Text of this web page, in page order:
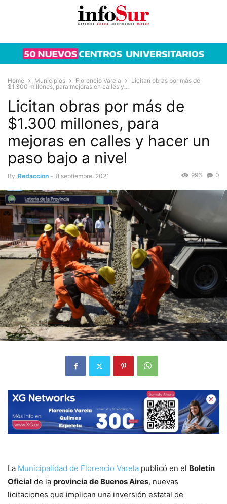
Home Municipios Florencio Varela
Licitan obras por más de
$1.300 millones, para mejoras en calles y...
Licitan obras por más de
$1.300 millones, para
mejoras en calles y hacer un
paso bajo a nivel
By Redaccion - 8 septiembre, 2021 0
996
La Municipalidad de Florencio Varela publicó en el Boletín
Oficial de la provincia de Buenos Aires, nuevas
licitaciones que implican una inversión estatal de